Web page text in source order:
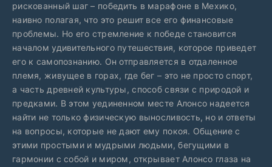
рискованный шаг – победить в марафоне в Мехико,
наивно полагая, что это решит все его финансовые
проблемы. Но его стремление к победе становится
началом удивительного путешествия, которое приведет
его к самопознанию. Он отправляется в отдаленное
племя, живущее в горах, где бег – это не просто спорт,
а часть древней культуры, способ связи с природой и
предками. В этом уединенном месте Алонсо надеется
найти не только физическую выносливость, но и ответы
на вопросы, которые не дают ему покоя. Общение с
этими простыми и мудрыми людьми, бегущими в
гармонии с собой и миром, открывает Алонсо глаза на